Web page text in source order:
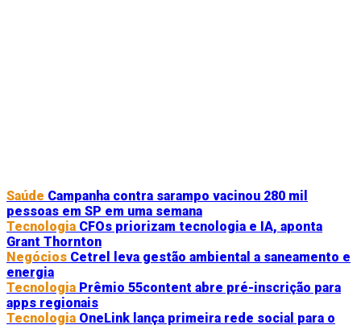
Saúde Campanha contra sarampo vacinou 280 mil
pessoas em SP em uma semana
Tecnologia CFOs priorizam tecnologia e IA, aponta
Grant Thornton
Negócios Cetrel leva gestão ambiental a saneamento e
energia
Tecnologia Prêmio 55content abre pré-inscrição para
apps regionais
Tecnologia OneLink lança primeira rede social para o